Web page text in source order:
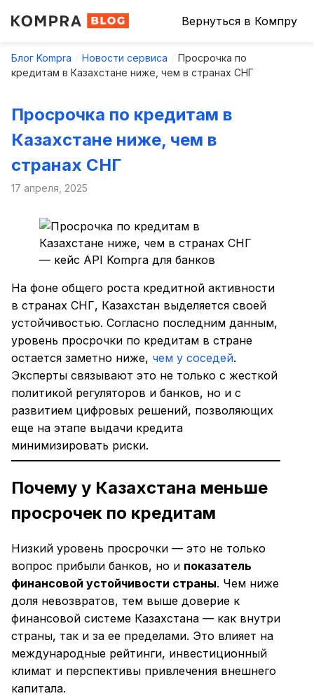
Вернуться в Компру
Блог Kompra Новости сервиса
Просрочка по
кредитам в Казахстане ниже, чем в странах СНГ
Просрочка по кредитам в
Казахстане ниже, чем в
странах СНГ
17 апреля, 2025
На фоне общего роста кредитной активности
в странах СНГ, Казахстан выделяется своей
устойчивостью. Согласно последним данным,
уровень просрочки по кредитам в стране
остается заметно ниже, чем у соседей.
Эксперты связывают это не только с жесткой
политикой регуляторов и банков, но и с
развитием цифровых решений, позволяющих
еще на этапе выдачи кредита
минимизировать риски.
Почему у Казахстана меньше
просрочек по кредитам
Низкий уровень просрочки — это не только
вопрос прибыли банков, но и показатель
финансовой устойчивости страны. Чем ниже
доля невозвратов, тем выше доверие к
финансовой системе Казахстана — как внутри
страны, так и за ее пределами. Это влияет на
международные рейтинги, инвестиционный
климат и перспективы привлечения внешнего
капитала.